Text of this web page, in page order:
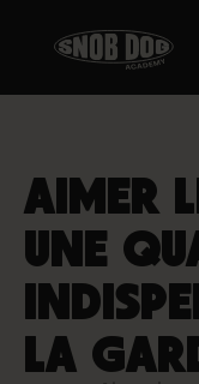
AIMER
UNE
LA